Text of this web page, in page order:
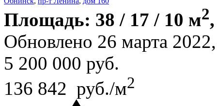
Площадь: 38 / 17 / 10 м2
Обновлено 26 марта
5 200 000 руб.
136 842 руб./м2